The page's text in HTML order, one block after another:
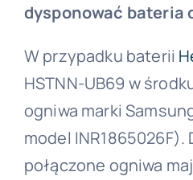
dysponować bateria
W przypadku baterii
HSTNN-UB69 w
ogniwa marki
model INR1865026F).
połączone ogniwa